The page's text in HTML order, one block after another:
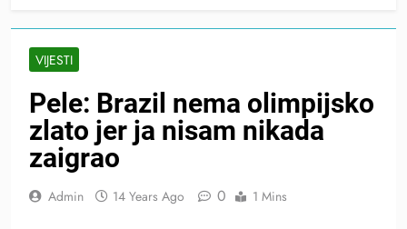
VIJESTI
Pele: Brazil nema olimpijsko
zlato jer ja nisam nikada
zaigrao
Admin 14 Years Ago 0 1 Mins